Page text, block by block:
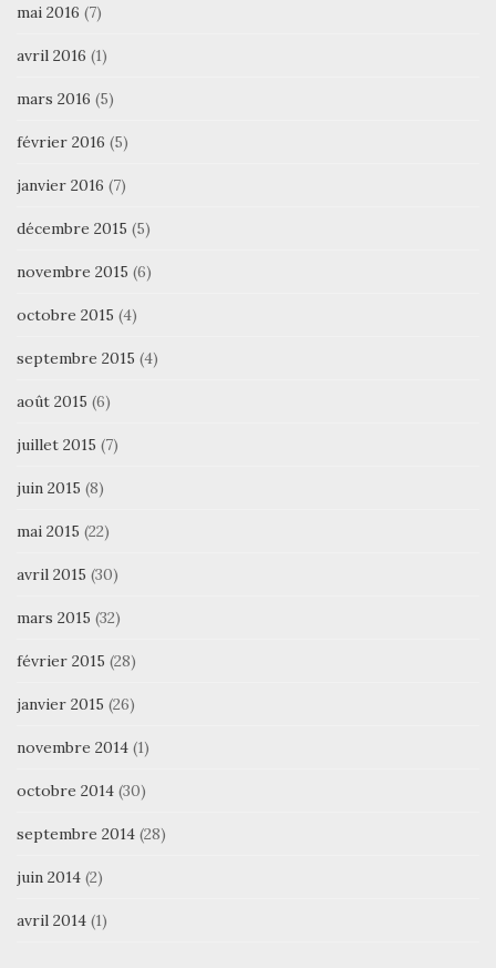
mai 2016 (7)
avril 2016 (1)
mars 2016 (5)
février 2016 (5)
janvier 2016 (7)
décembre 2015 (5)
novembre 2015 (6)
octobre 2015 (4)
septembre 2015 (4)
août 2015 (6)
juillet 2015 (7)
juin 2015 (8)
mai 2015 (22)
avril 2015 (30)
mars 2015 (32)
février 2015 (28)
janvier 2015 (26)
novembre 2014 (1)
octobre 2014 (30)
septembre 2014 (28)
juin 2014 (2)
avril 2014 (1)